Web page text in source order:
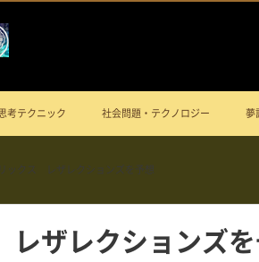
考テクニック 社会問題・テクノロジー 夢
ックス レザレクションズを予想
ザレクションズ